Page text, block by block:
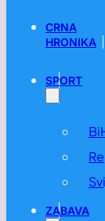
CRNA
HRONIKA
SPORT
ZABAVA
05.02. u 15:59 /